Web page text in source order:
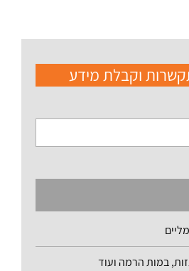
וקבלת מידע
במות הרמה ועוד